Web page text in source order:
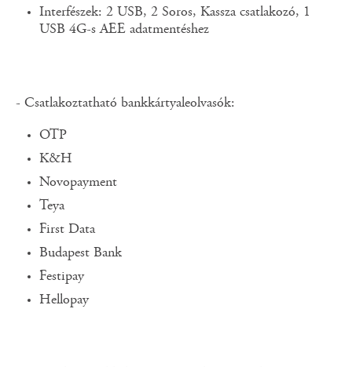
Interfészek: 2 USB, 2 Soros, Kassza csatlakozó, 1
USB 4G-s AEE adatmentéshez
- Csatlakoztatható bankkártyaleolvasók:
OTP
K&H
Novopayment
Teya
First Data
Budapest Bank
Festipay
Hellopay